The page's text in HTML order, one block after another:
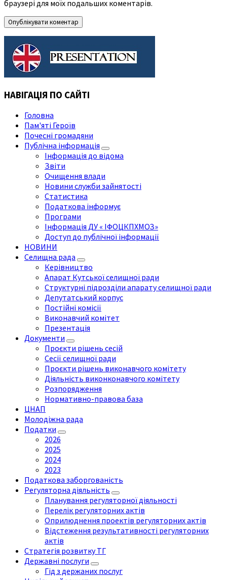
браузері для моїх подальших коментарів.
НАВІГАЦІЯ ПО САЙТІ
Головна
Пам'яті Героїв
Почесні громадяни
Публічна інформація
Інформація до відома
Звіти
Очищення влади
Новини служби зайнятості
Статистика
Податкова інформує
Програми
Інформація ДУ « ІФОЦКПХМОЗ»
Доступ до публічної інформації
НОВИНИ
Селищна рада
Керівництво
Апарат Кутської селищної ради
Структурні підрозділи апарату селищної ради
Депутатський корпус
Постійні комісії
Виконавчий комітет
Презентація
Документи
Проєкти рішень сесій
Сесії селищної ради
Проєкти рішень виконавчого комітету
Діяльність виконконавчого комітету
Розпорядження
Нормативно-правова база
ЦНАП
Молодіжна рада
Податки
2026
2025
2024
2023
Податкова заборгованість
Регуляторна діяльність
Планування регуляторної діяльності
Перелік регуляторних актів
Оприлюднення проектів регуляторних актів
Відстеження результативності регуляторних
актів
Стратегія розвитку ТГ
Державні послуги
Гід з держаних послуг